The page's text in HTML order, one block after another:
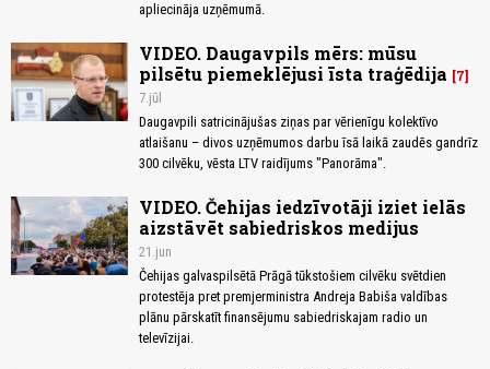
apliecināja uzņēmumā.
VIDEO. Daugavpils mērs: mūsu
pilsētu piemeklējusi īsta traģēdija
7
7.jūl
Daugavpili satricinājušas ziņas par vērienīgu kolektīvo
atlaišanu – divos uzņēmumos darbu īsā laikā zaudēs gandrīz
300 cilvēku, vēsta LTV raidījums "Panorāma".
VIDEO. Čehijas iedzīvotāji iziet ielās
aizstāvēt sabiedriskos medijus
21.jun
Čehijas galvaspilsētā Prāgā tūkstošiem cilvēku svētdien
protestēja pret premjerministra Andreja Babiša valdības
plānu pārskatīt finansējumu sabiedriskajam radio un
televīzijai.